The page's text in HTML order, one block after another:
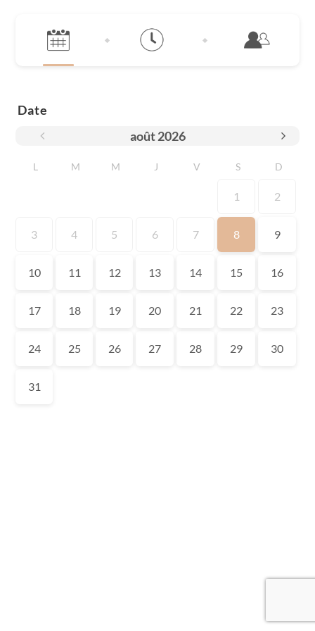
Date
août 2026
L M M J V S D
1 2
3 4 5 6 7 8 9
10 11 12 13 14 15 16
17 18 19 20 21 22 23
24 25 26 27 28 29 30
31